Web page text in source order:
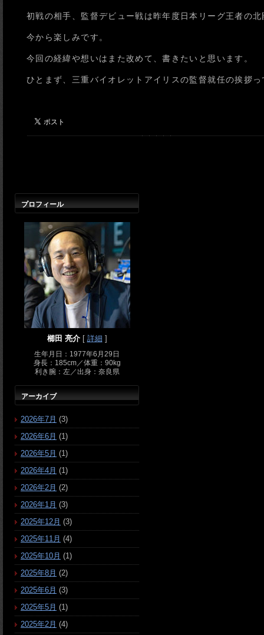
初戦の相手、監督デビュー戦は昨年度日本リーグ王者の
今から楽しみです。
今回の経緯や想いはまた改めて、書きたいと思います。
ひとまず、三重バイオレットアイリスの監督就任の挨拶
プロフィール
櫛田 亮介[ 詳細 ]
生年月日：1977年6月29日
身長：185cm／体重：90kg
利き腕：左／出身：奈良県
アーカイブ
2026年7月 (3)
2026年6月 (1)
2026年5月 (1)
2026年4月 (1)
2026年2月 (2)
2026年1月 (3)
2025年12月 (3)
2025年11月 (4)
2025年10月 (1)
2025年8月 (2)
2025年6月 (3)
2025年5月 (1)
2025年2月 (4)